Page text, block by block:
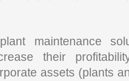
maintenance
their
assets (plants